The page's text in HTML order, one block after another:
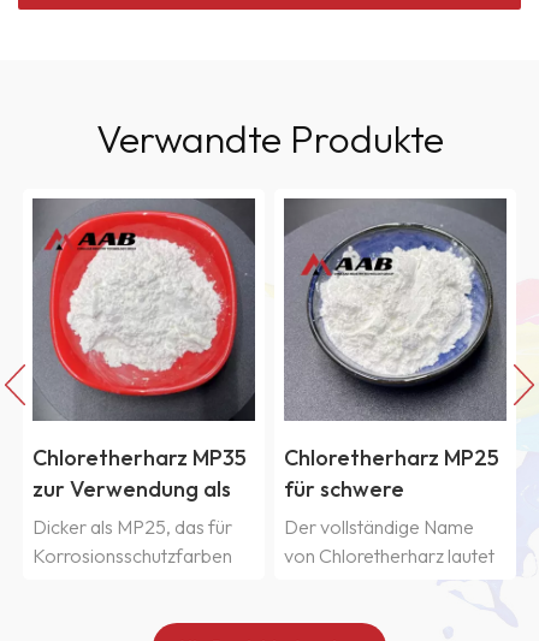
Verwandte Produkte
Chloretherharz MP25
für schwere
Korrosionsschutzfarben
Der vollständige Name
von Chloretherharz lautet
Chloretherharz MP45
für lösemittelbasierte
Tiefdruckfarbe
Der vollständige Name
von Chloretherharz lautet